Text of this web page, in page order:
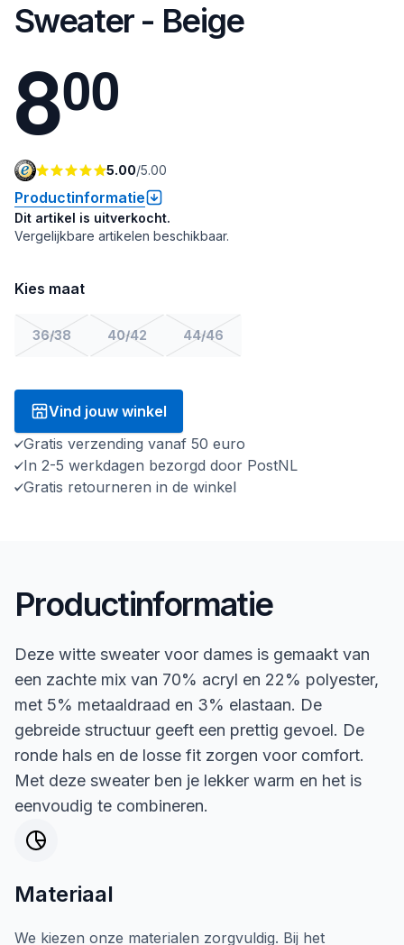
Sweater - Beige
800
5.00/5.00
Productinformatie
Dit artikel is uitverkocht.
Vergelijkbare artikelen beschikbaar.
Kies maat
36/38 40/42 44/46
Vind jouw winkel
Gratis verzending vanaf 50 euro
In 2-5 werkdagen bezorgd door PostNL
Gratis retourneren in de winkel
Productinformatie
Deze witte sweater voor dames is gemaakt van
een zachte mix van 70% acryl en 22% polyester,
met 5% metaaldraad en 3% elastaan. De
gebreide structuur geeft een prettig gevoel. De
ronde hals en de losse fit zorgen voor comfort.
Met deze sweater ben je lekker warm en het is
eenvoudig te combineren.
Materiaal
We kiezen onze materialen zorgvuldig. Bij het